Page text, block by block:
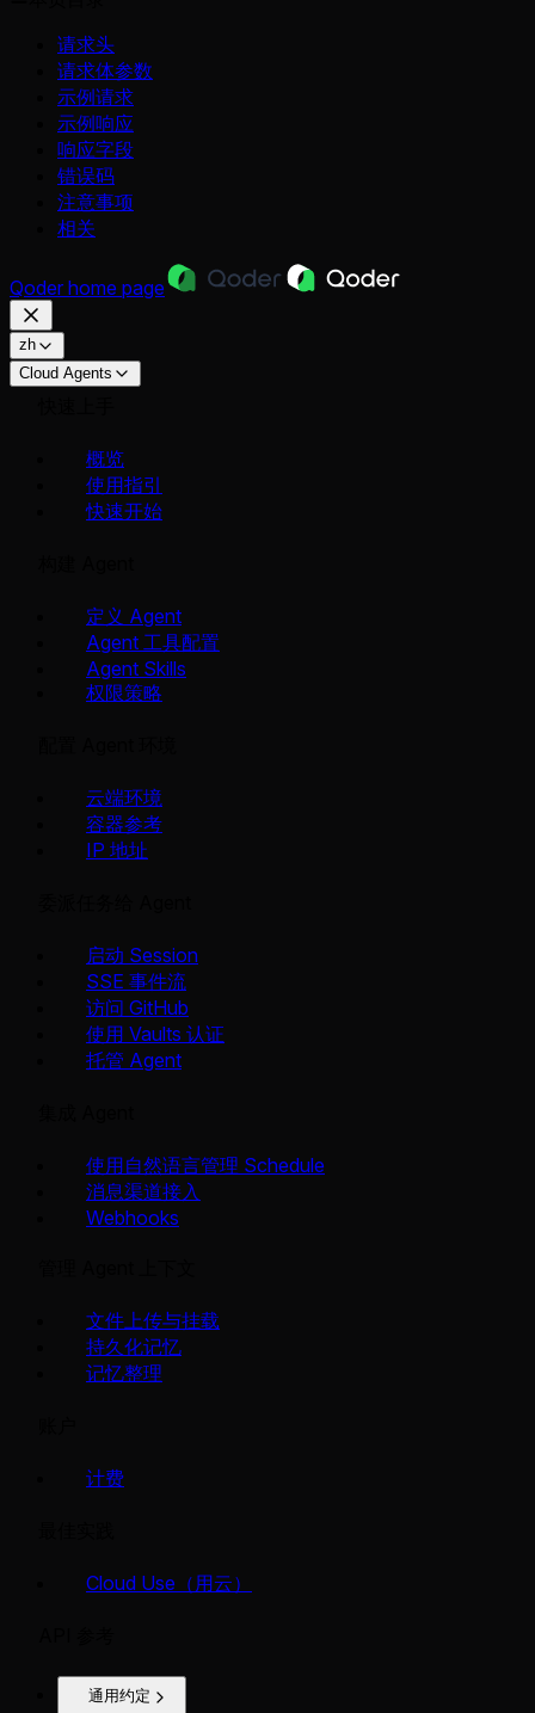
请求头
请求体参数
示例请求
示例响应
响应字段
错误码
注意事项
相关
Qoder home page
zh
Cloud Agents
概览
使用指引
快速开始
定义 Agent
Agent 工具配置
Agent Skills
权限策略
云端环境
容器参考
IP 地址
启动 Session
SSE 事件流
访问 GitHub
使用 Vaults 认证
托管 Agent
使用自然语言管理 Schedule
消息渠道接入
Webhooks
文件上传与挂载
持久化记忆
记忆整理
计费
Cloud Use（用云）
通用约定